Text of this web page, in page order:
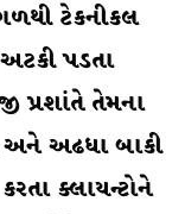
ટેકનીકલ
પડતા
પ્રશાંતે તેમના
અને અઢધા બાકી
ક્લાયન્ટોને